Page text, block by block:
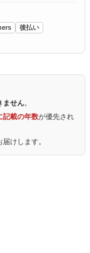
後払い
ません。
記載の年数が優先され
届けします。